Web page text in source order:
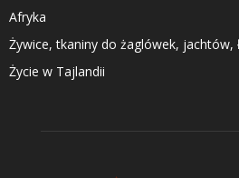
Afryka
Żywice, tkaniny do żaglówek, jachtów,
Życie w Tajlandii